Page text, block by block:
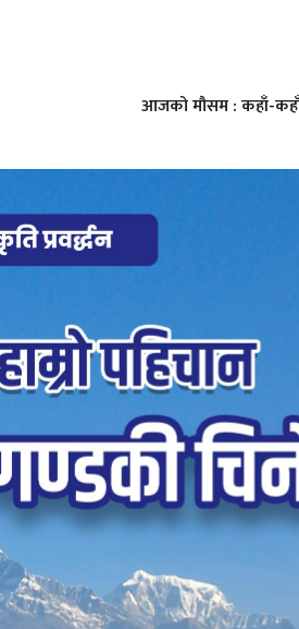
आजको मौसम : कहाँ-कहाँ